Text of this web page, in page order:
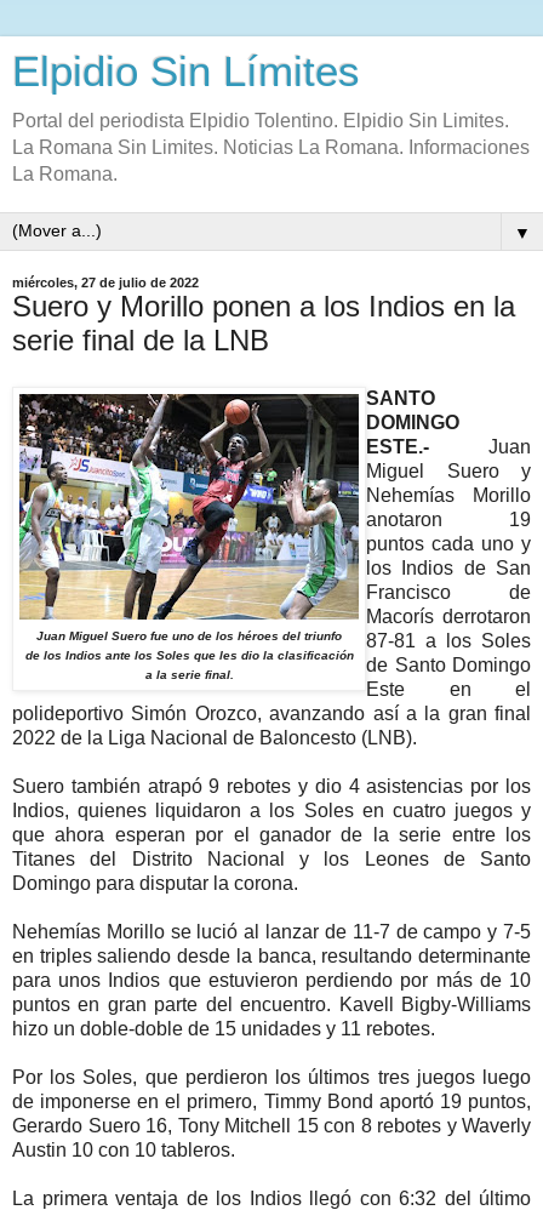
Elpidio Sin Límites
Portal del periodista Elpidio Tolentino. Elpidio Sin Limites.
La Romana Sin Limites. Noticias La Romana. Informaciones
La Romana.
▼
miércoles, 27 de julio de 2022
Suero y Morillo ponen a los Indios en la
serie final de la LNB
Juan Miguel Suero fue uno de los héroes del triunfo
de los Indios ante los Soles que les dio la clasificación
a la serie final.
SANTO
DOMINGO
ESTE.- Juan
Miguel Suero y
Nehemías Morillo
anotaron 19
puntos cada uno y
los Indios de San
Francisco de
Macorís derrotaron
87-81 a los Soles
de Santo Domingo
Este en el
polideportivo Simón Orozco, avanzando así a la gran final
2022 de la Liga Nacional de Baloncesto (LNB).
Suero también atrapó 9 rebotes y dio 4 asistencias por los
Indios, quienes liquidaron a los Soles en cuatro juegos y
que ahora esperan por el ganador de la serie entre los
Titanes del Distrito Nacional y los Leones de Santo
Domingo para disputar la corona.
Nehemías Morillo se lució al lanzar de 11-7 de campo y 7-5
en triples saliendo desde la banca, resultando determinante
para unos Indios que estuvieron perdiendo por más de 10
puntos en gran parte del encuentro. Kavell Bigby-Williams
hizo un doble-doble de 15 unidades y 11 rebotes.
Por los Soles, que perdieron los últimos tres juegos luego
de imponerse en el primero, Timmy Bond aportó 19 puntos,
Gerardo Suero 16, Tony Mitchell 15 con 8 rebotes y Waverly
Austin 10 con 10 tableros.
La primera ventaja de los Indios llegó con 6:32 del último